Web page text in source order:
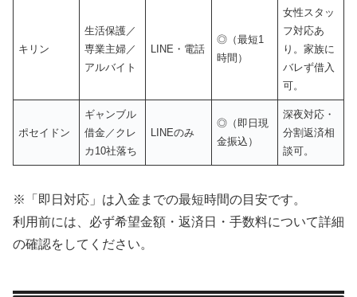
キリン
生活保護／
専業主婦／
アルバイト
LINE・電話
◎（最短1
時間）
女性スタッ
フ対応あ
り。家族に
バレず借入
可。
ポセイドン
ギャンブル
借金／クレ
カ10社落ち
LINEのみ
◎（即日現
金振込）
深夜対応・
分割返済相
談可。
※「即日対応」は入金までの最短時間の目安です。
利用前には、必ず希望金額・返済日・手数料について詳細
の確認をしてください。